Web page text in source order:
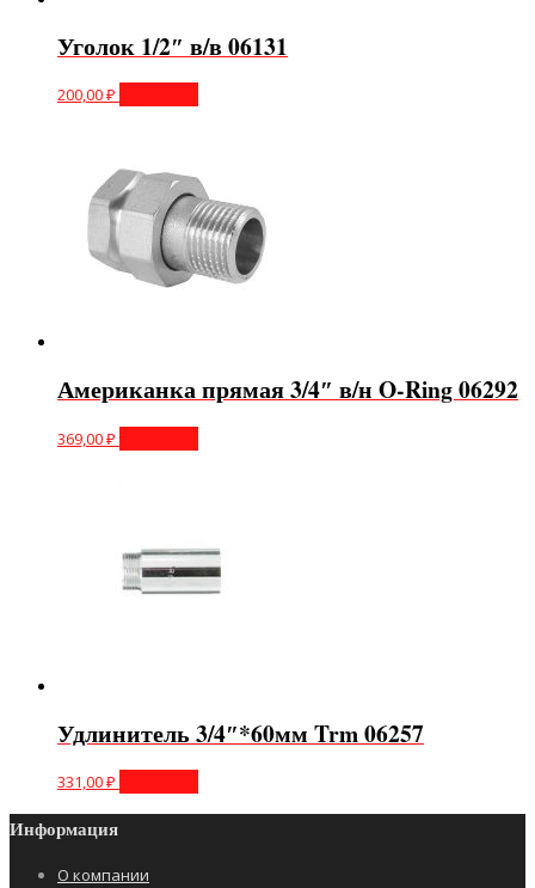
Уголок 1/2″ в/в 06131
200,00₽
Американка прямая 3/4″ в/н O-Ring 06292
369,00₽
Удлинитель 3/4″*60мм Trm 06257
331,00₽
Информация
О компании